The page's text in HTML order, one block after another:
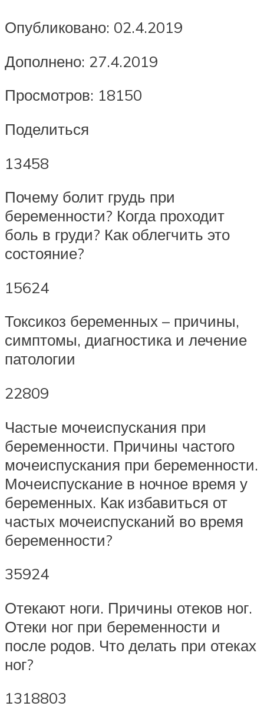
Опубликовано: 02.4.2019
Дополнено: 27.4.2019
Просмотров: 18150
Поделиться
13458
Почему болит грудь при
беременности? Когда проходит
боль в груди? Как облегчить это
состояние?
15624
Токсикоз беременных – причины,
симптомы, диагностика и лечение
патологии
22809
Частые мочеиспускания при
беременности. Причины частого
мочеиспускания при беременности.
Мочеиспускание в ночное время у
беременных. Как избавиться от
частых мочеиспусканий во время
беременности?
35924
Отекают ноги. Причины отеков ног.
Отеки ног при беременности и
после родов. Что делать при отеках
ног?
1318803